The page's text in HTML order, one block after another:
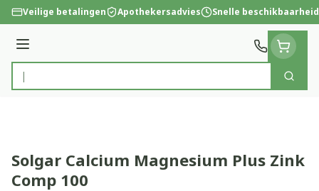
Ga naar de inhoud
Veilige betalingen Apothekersadvies Snelle beschikbaarheid
Menu
Product, merk, categorie...
Zoek
Solgar Calcium Magnesium Plus Zink
Comp 100